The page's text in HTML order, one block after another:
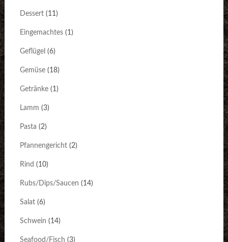
Dessert(11)
Eingemachtes(1)
Geflügel (6)
Gemüse(18)
Getränke(1)
Lamm (3)
Pasta (2)
Pfannengericht(2)
Rind (10)
Rubs/Dips/Saucen (14)
Salat(6)
Schwein (14)
Seafood/Fisch (3)